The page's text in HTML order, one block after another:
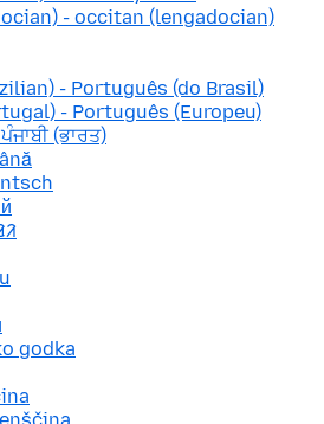
- occitan (lengadocian)
- Português (do Brasil)
- Português (Europeu)
(ਭਾਰਤ)
godka